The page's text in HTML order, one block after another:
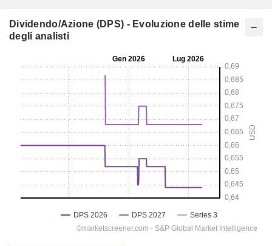
Dividendo/Azione (DPS) - Evoluzione delle stime
degli analisti